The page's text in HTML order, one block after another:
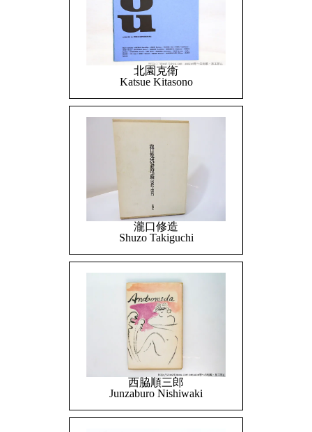
北園克衛
Katsue Kitasono
瀧口修造
Shuzo Takiguchi
西脇順三郎
Junzaburo Nishiwaki